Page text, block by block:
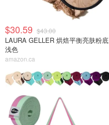
$30.59 $43.00
LAURA GELLER 烘焙平衡亮肤粉底
浅色
amazon.ca